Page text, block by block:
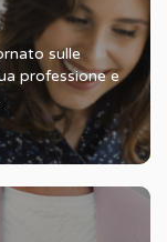
sulle
professione e